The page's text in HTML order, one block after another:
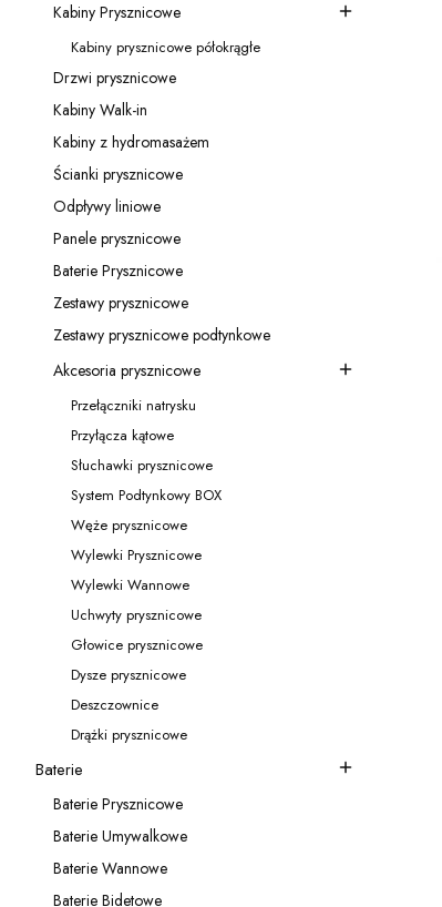
Kategoria - Kabiny Prysznicowe
Kabiny Prysznicowe
Kategoria - Kabiny prysznicowe półokrągłe
Kabiny prysznicowe półokrągłe
Kategoria - Drzwi prysznicowe
Drzwi prysznicowe
Kategoria - Kabiny Walk-in
Kabiny Walk-in
Kategoria - Kabiny z hydromasażem
Kabiny z hydromasażem
Kategoria - Ścianki prysznicowe
Ścianki prysznicowe
Kategoria - Odpływy liniowe
Odpływy liniowe
Kategoria - Panele prysznicowe
Panele prysznicowe
Kategoria - Baterie Prysznicowe
Baterie Prysznicowe
Kategoria - Zestawy prysznicowe
Zestawy prysznicowe
Kategoria - Zestawy prysznicowe podtynkowe
Zestawy prysznicowe podtynkowe
Kategoria - Akcesoria prysznicowe
Akcesoria prysznicowe
Kategoria - Przełączniki natrysku
Przełączniki natrysku
Kategoria - Przyłącza kątowe
Przyłącza kątowe
Kategoria - Słuchawki prysznicowe
Słuchawki prysznicowe
Kategoria - System Podtynkowy BOX
System Podtynkowy BOX
Kategoria - Węże prysznicowe
Węże prysznicowe
Kategoria - Wylewki Prysznicowe
Wylewki Prysznicowe
Kategoria - Wylewki Wannowe
Wylewki Wannowe
Kategoria - Uchwyty prysznicowe
Uchwyty prysznicowe
Kategoria - Głowice prysznicowe
Głowice prysznicowe
Kategoria - Dysze prysznicowe
Dysze prysznicowe
Kategoria - Deszczownice
Deszczownice
Kategoria - Drążki prysznicowe
Drążki prysznicowe
Kategoria - Baterie
Baterie
Kategoria - Baterie Prysznicowe
Baterie Prysznicowe
Kategoria - Baterie Umywalkowe
Baterie Umywalkowe
Kategoria - Baterie Wannowe
Baterie Wannowe
Baterie Bidetowe